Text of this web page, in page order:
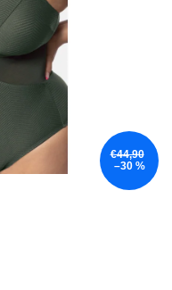
€44,90
–30 %